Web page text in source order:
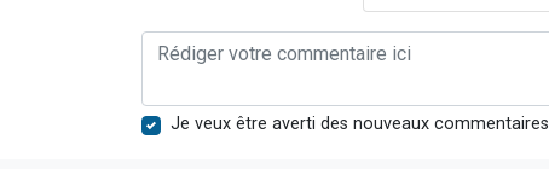
Je veux être averti des nouveaux commentaires